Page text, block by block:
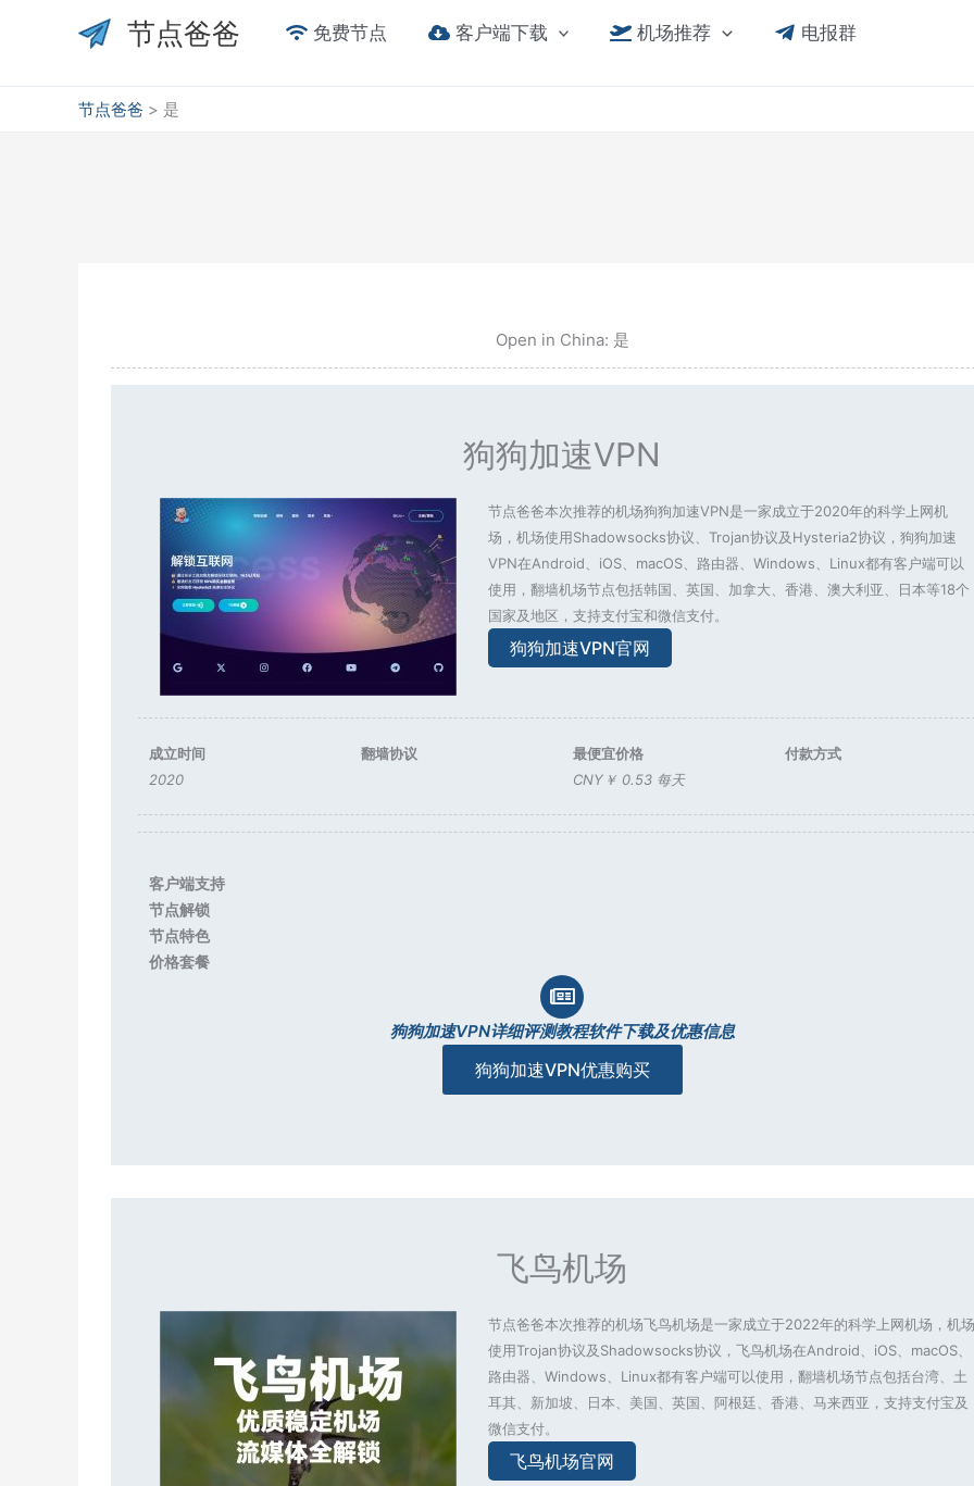
节点爸爸 免费节点 客户端下载 机场推荐 电报群
节点爸爸 > 是
Open in China: 是
狗狗加速VPN
节点爸爸本次推荐的机场狗狗加速VPN是一家成立于2020年的科学上网机
场，机场使用Shadowsocks协议、Trojan协议及Hysteria2协议，狗狗加速
VPN在Android、iOS、macOS、路由器、Windows、Linux都有客户端可以
使用，翻墙机场节点包括韩国、英国、加拿大、香港、澳大利亚、日本等18个
国家及地区，支持支付宝和微信支付。
狗狗加速VPN官网
成立时间
2020
翻墙协议
最便宜价格
CNY￥ 0.53 每天
付款方式
客户端支持
节点解锁
节点特色
价格套餐
狗狗加速VPN详细评测教程软件下载及优惠信息
狗狗加速VPN优惠购买
飞鸟机场
节点爸爸本次推荐的机场飞鸟机场是一家成立于2022年的科学上网机场，机场
使用Trojan协议及Shadowsocks协议，飞鸟机场在Android、iOS、macOS、
路由器、Windows、Linux都有客户端可以使用，翻墙机场节点包括台湾、土
耳其、新加坡、日本、美国、英国、阿根廷、香港、马来西亚，支持支付宝及
微信支付。
飞鸟机场官网